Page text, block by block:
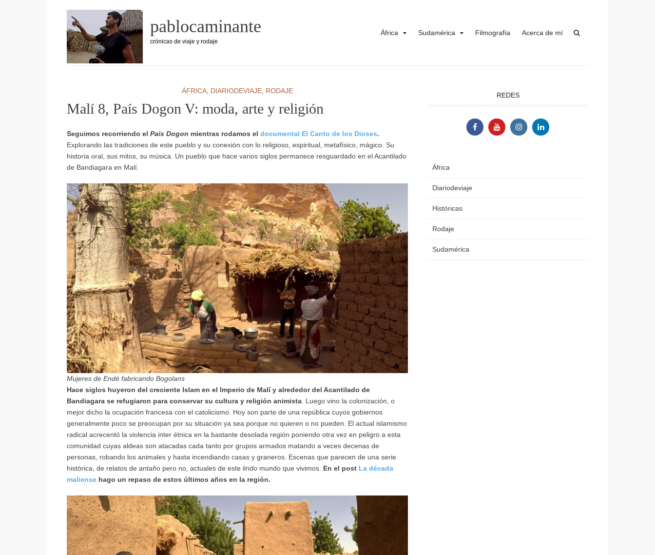
content
pablocaminante
crónicas de viaje y rodaje
África Sudamérica Filmografía Acerca de mí
ÁFRICA DIARIODEVIAJE RODAJE
Malí 8, País Dogon V: moda, arte y religión
Seguimos recorriendo el País Dogon mientras rodamos el documental El Canto de los Dioses.
Explorando las tradiciones de este pueblo y su conexión con lo religioso, espiritual, metafísico, mágico. Su
historia oral, sus mitos, su música. Un pueblo que hace varios siglos permanece resguardado en el Acantilado
de Bandiagara en Malí.
Mujeres de Endé fabricando Bogolans
Hace siglos huyeron del creciente Islam en el Imperio de Malí y alrededor del Acantilado de
Bandiagara se refugiaron para conservar su cultura y religión animista . Luego vino la colonización, o
mejor dicho la ocupación francesa con el catolicismo. Hoy son parte de una república cuyos gobiernos
generalmente poco se preocupan por su situación ya sea porque no quieren o no pueden. El actual islamismo
radical acrecentó la violencia inter étnica en la bastante desolada región poniendo otra vez en peligro a esta
comunidad cuyas aldeas son atacadas cada tanto por grupos armados matando a veces decenas de
personas, robando los animales y hasta incendiando casas y graneros. Escenas que parecen de una serie
histórica, de relatos de antaño pero no, actuales de este lindo mundo que vivimos. En el post La década
maliense hago un repaso de estos últimos años en la región.
REDES
África
Diariodeviaje
Históricas
Rodaje
Sudamérica